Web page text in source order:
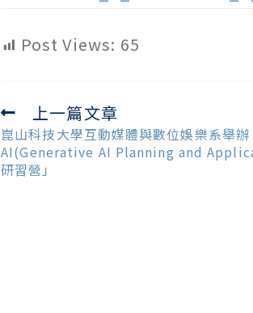
Post Views: 65
Read
more
articles
上一篇文章
崑山科技大學互動媒體與數位娛樂系舉
AI(Generative AI Planning and
研習營」